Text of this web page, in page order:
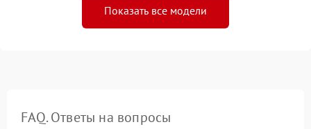
Показать все модели
FAQ. Ответы на вопросы